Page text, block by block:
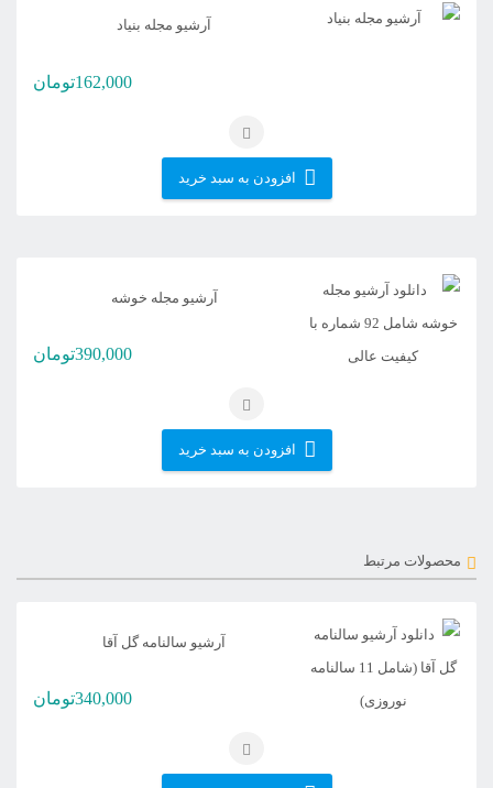
آرشیو مجله بنیاد
162,000تومان
افزودن به سبد خرید
آرشیو مجله خوشه
390,000تومان
افزودن به سبد خرید
محصولات مرتبط
آرشیو سالنامه گل آقا
340,000تومان